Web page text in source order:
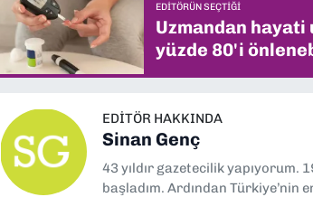
EDITÖRÜN SEÇTIĞI
Uzmandan hayati
yüzde 80'i
EDITÖR HAKKINDA
Sinan Genç
43 yıldır gazetecilik yapıyorum.
başladım. Ardından Türkiye’nin